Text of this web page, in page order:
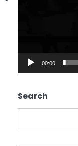
00:00
Search